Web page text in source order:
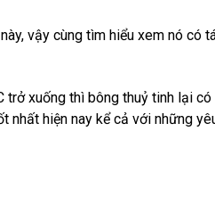
vậy cùng tìm hiểu xem nó có
xuống thì bông thuỷ tinh lại có
nhất hiện nay kể cả với những